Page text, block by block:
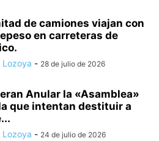
de camiones viajan con
en carreteras de
Lozoya - 28 de julio de 2026
Anular la «Asamblea»
que intentan destituir a
Lozoya - 24 de julio de 2026